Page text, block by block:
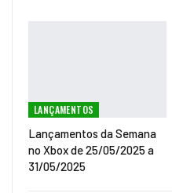
LANÇAMENTOS
Lançamentos da Semana
no Xbox de 25/05/2025 a
31/05/2025